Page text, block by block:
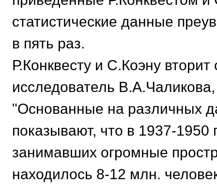
статистические данные
в пять раз.
Р.Конквесту и С.Коэну вторит
исследователь
"Основанные на различных
показывают, что в 1937-1950
занимавших огромные
находилось 8-12 млн.